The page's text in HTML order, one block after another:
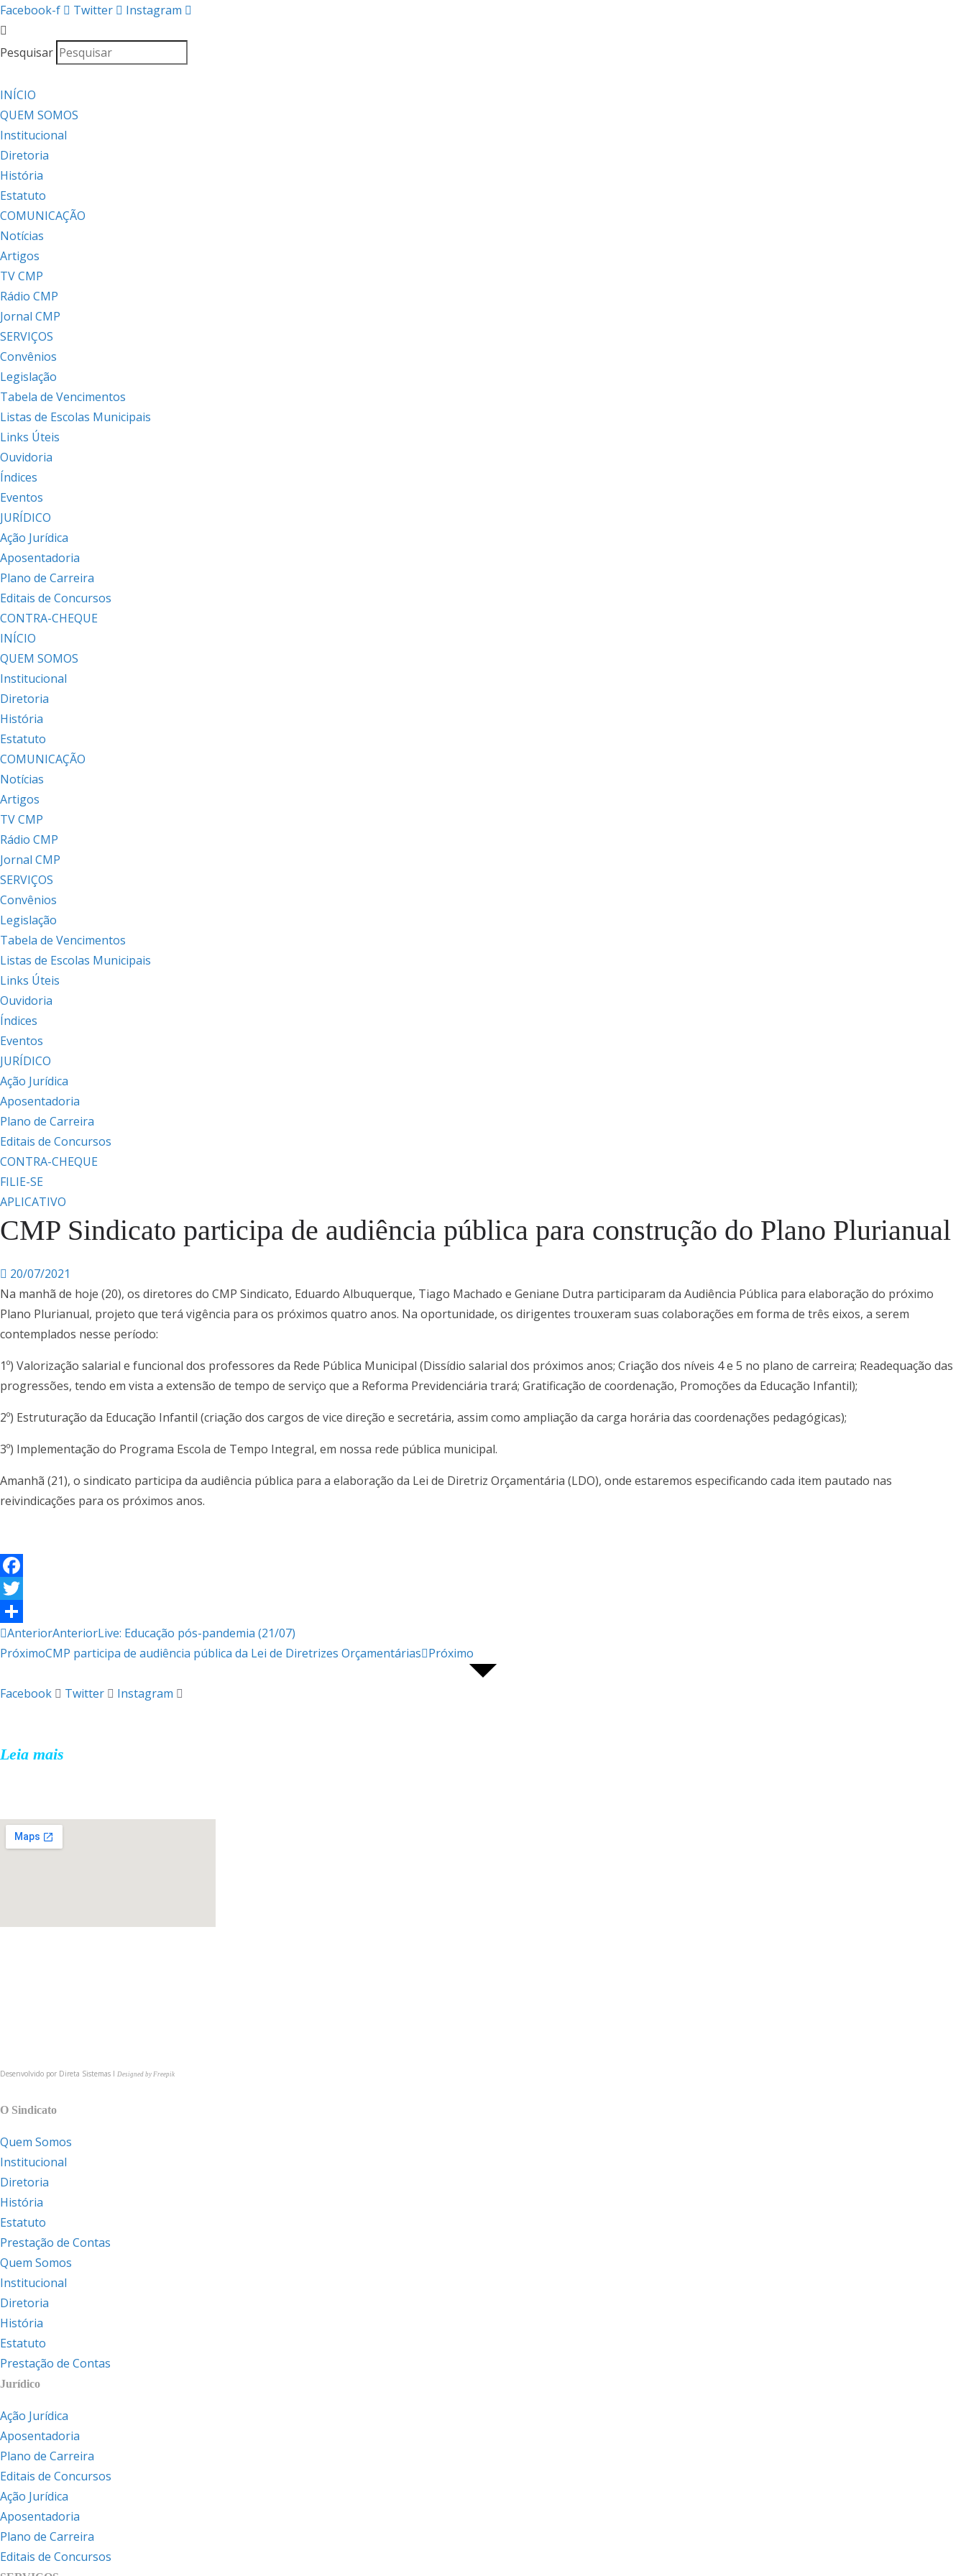
Facebook-f Twitter Instagram
Pesquisar
INÍCIO
QUEM SOMOS
Institucional
Diretoria
História
Estatuto
COMUNICAÇÃO
Notícias
Artigos
TV CMP
Rádio CMP
Jornal CMP
SERVIÇOS
Convênios
Legislação
Tabela de Vencimentos
Listas de Escolas Municipais
Links Úteis
Ouvidoria
Índices
Eventos
JURÍDICO
Ação Jurídica
Aposentadoria
Plano de Carreira
Editais de Concursos
CONTRA-CHEQUE
INÍCIO
QUEM SOMOS
Institucional
Diretoria
História
Estatuto
COMUNICAÇÃO
Notícias
Artigos
TV CMP
Rádio CMP
Jornal CMP
SERVIÇOS
Convênios
Legislação
Tabela de Vencimentos
Listas de Escolas Municipais
Links Úteis
Ouvidoria
Índices
Eventos
JURÍDICO
Ação Jurídica
Aposentadoria
Plano de Carreira
Editais de Concursos
CONTRA-CHEQUE
FILIE-SE
APLICATIVO
CMP Sindicato participa de audiência pública para construção do Plano Plurianual
20/07/2021
Na manhã de hoje (20), os diretores do CMP Sindicato, Eduardo Albuquerque, Tiago Machado e Geniane Dutra participaram da Audiência Pública para elaboração do próximo
Plano Plurianual, projeto que terá vigência para os próximos quatro anos. Na oportunidade, os dirigentes trouxeram suas colaborações em forma de três eixos, a serem
contemplados nesse período:
1º) Valorização salarial e funcional dos professores da Rede Pública Municipal (Dissídio salarial dos próximos anos; Criação dos níveis 4 e 5 no plano de carreira; Readequação das
progressões, tendo em vista a extensão de tempo de serviço que a Reforma Previdenciária trará; Gratificação de coordenação, Promoções da Educação Infantil);
2º) Estruturação da Educação Infantil (criação dos cargos de vice direção e secretária, assim como ampliação da carga horária das coordenações pedagógicas);
3º) Implementação do Programa Escola de Tempo Integral, em nossa rede pública municipal.
Amanhã (21), o sindicato participa da audiência pública para a elaboração da Lei de Diretriz Orçamentária (LDO), onde estaremos especificando cada item pautado nas
reivindicações para os próximos anos.
F
a
c
e
k
T
w
i
r
S
h
AnteriorAnteriorLive: Educação pós-pandemia (21/07)
PróximoCMP participa de audiência pública da Lei de Diretrizes Orçamentárias Próximo
Facebook Twitter Instagram
Leia mais
Desenvolvido por Direta Sistemas I Designed by Freepik
MAPA DO SITE
O Sindicato
Quem Somos
Institucional
Diretoria
História
Estatuto
Prestação de Contas
Quem Somos
Institucional
Diretoria
História
Estatuto
Prestação de Contas
Jurídico
Ação Jurídica
Aposentadoria
Plano de Carreira
Editais de Concursos
Ação Jurídica
Aposentadoria
Plano de Carreira
Editais de Concursos